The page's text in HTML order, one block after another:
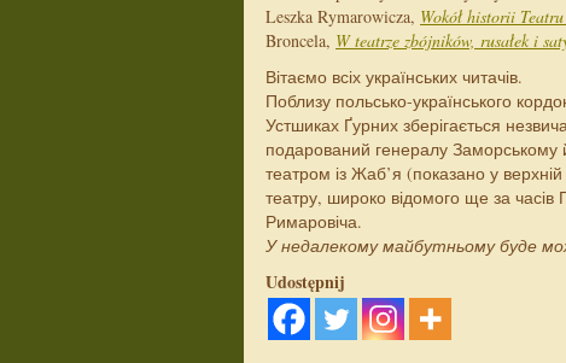
Leszka Rymarowicza, Wokół historii
Broncela, W teatrze zbójników, rusałek i
Вітаємо всіх українських читачів.
Поблизу польсько-українського
Устшиках Ґурних зберігається
подарований генералу Заморському
театром із Жаб’я (показано у верхній
театру, широко відомого ще за
Римаровіча.
У недалекому майбутньому буде
Udostępnij